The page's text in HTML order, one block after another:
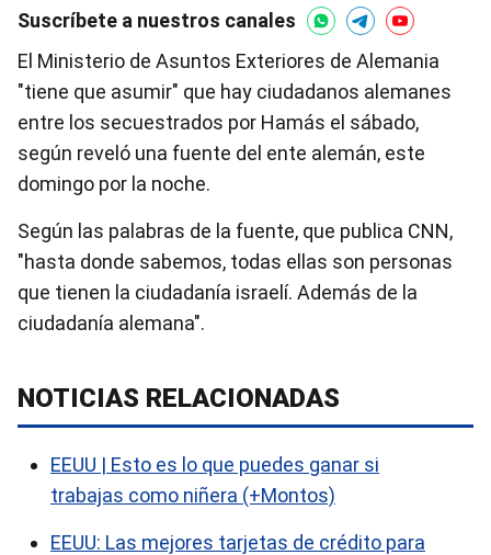
Suscríbete a nuestros canales
El Ministerio de Asuntos Exteriores de Alemania
"tiene que asumir" que hay ciudadanos alemanes
entre los secuestrados por Hamás el sábado,
según reveló una fuente del ente alemán, este
domingo por la noche.
Según las palabras de la fuente, que publica CNN,
"hasta donde sabemos, todas ellas son personas
que tienen la ciudadanía israelí. Además de la
ciudadanía alemana".
NOTICIAS RELACIONADAS
EEUU | Esto es lo que puedes ganar si
trabajas como niñera (+Montos)
EEUU: Las mejores tarjetas de crédito para